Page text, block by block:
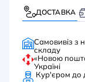
ДОСТАВКА
Самовивіз з
складу
«Новою
Україні
Кур'єром до